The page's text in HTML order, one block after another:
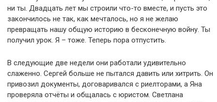
ни ты. Двадцать лет мы строили что-то вместе, и пусть это
закончилось не так, как мечталось, но я не желаю
превращать нашу общую историю в бесконечную войну. Ты
получил урок. Я – тоже. Теперь пора отпустить.
В следующие две недели они работали удивительно
слаженно. Сергей больше не пытался давить или хитрить. Он
привозил документы, договаривался с риелторами, а Яна
проверяла отчёты и общалась с юристом. Светлана